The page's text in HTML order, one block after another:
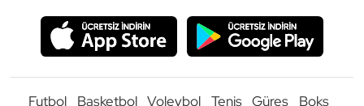
Futbol Basketbol Voleybol Tenis Güreş Boks